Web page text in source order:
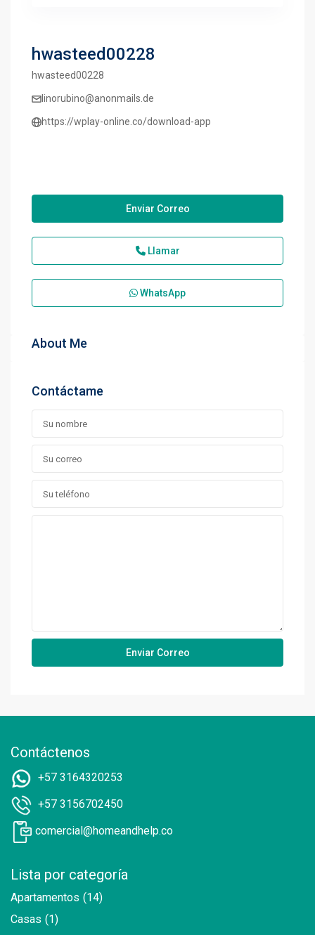
hwasteed00228
hwasteed00228
linorubino@anonmails.de
https://wplay-online.co/download-app
Enviar Correo
Llamar
WhatsApp
About Me
Contáctame
Contáctenos
+57 3164320253
+57 3156702450
comercial@homeandhelp.co
Lista por categoría
Apartamentos (14)
Casas (1)